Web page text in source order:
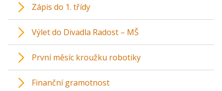
Zápis do 1. třídy
Výlet do Divadla Radost – MŠ
První měsíc kroužku robotiky
Finanční gramotnost